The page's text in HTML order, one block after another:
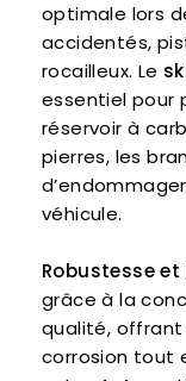
optimale lors
accidentés,
rocailleux. Le
essentiel pour
réservoir à
pierres, les
véhicule.
Robustesse
grâce à la
qualité, offrant
corrosion tout